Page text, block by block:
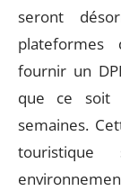
seront
plateformes
fournir un
que ce soit
semaines.